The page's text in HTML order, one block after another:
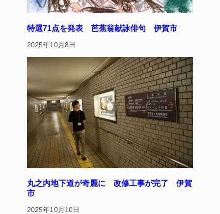
特選71点を発表 芭蕉翁献詠俳句 伊賀市
2025年10月8日
丸之内地下道が奇麗に 改修工事が完了 伊賀
市
2025年10月10日